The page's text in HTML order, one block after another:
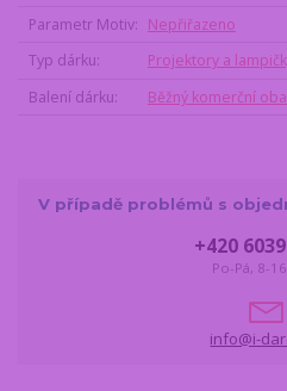
Parametr Motiv
Nepřiřazeno
Typ dárku
Projektory a
Balení dárku
Běžný komerční
V případě problémů s
+420
Po-Pá, 8-
info@i-